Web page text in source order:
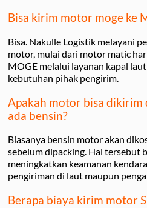
Bisa kirim motor moge ke
Bisa. Nakulle Logistik melayani
motor, mulai dari motor matic
MOGE melalui layanan kapal
kebutuhan pihak pengirim.
Apakah motor bisa dikirim
ada bensin?
Biasanya bensin motor akan
sebelum dipacking. Hal tersebut
meningkatkan keamanan
pengiriman di laut maupun
Berapa biaya kirim motor